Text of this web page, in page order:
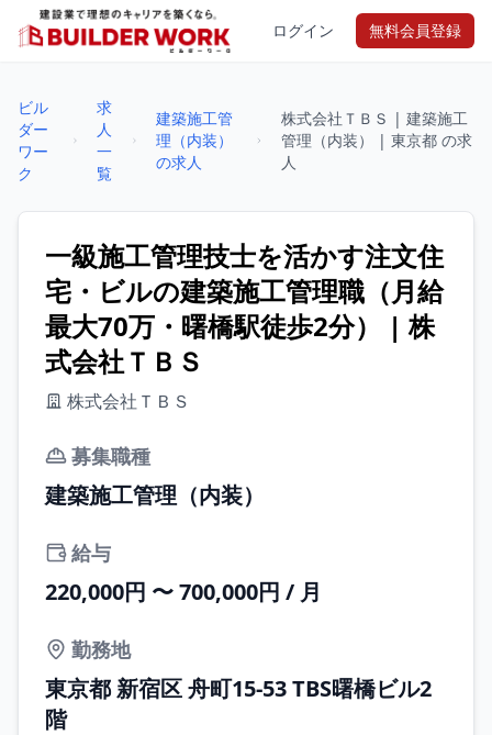
ログイン 無料会員登録
ビル
ダー
ワー
ク
求
人
一
覧
建築施工管
理（内装）
の求人
株式会社ＴＢＳ | 建築施工
管理（内装） | 東京都 の求
人
一級施工管理技士を活かす注文住
宅・ビルの建築施工管理職（月給
最大70万・曙橋駅徒歩2分） | 株
式会社ＴＢＳ
株式会社ＴＢＳ
募集職種
建築施工管理（内装）
給与
220,000円 〜 700,000円 / 月
勤務地
東京都 新宿区 舟町15-53 TBS曙橋ビル2
階